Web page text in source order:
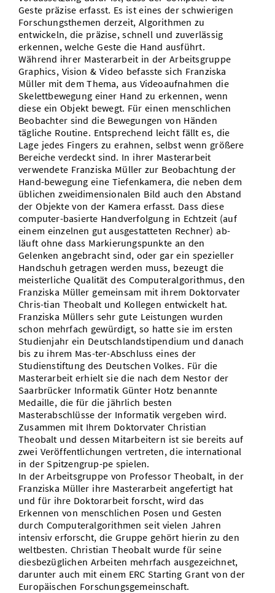
Geste präzise erfasst. Es ist eines der schwierigen
Forschungsthemen derzeit, Algorithmen zu
entwickeln, die präzise, schnell und zuverlässig
erkennen, welche Geste die Hand ausführt.
Während ihrer Masterarbeit in der Arbeitsgruppe
Graphics, Vision & Video befasste sich Franziska
Müller mit dem Thema, aus Videoaufnahmen die
Skelettbewegung einer Hand zu erkennen, wenn
diese ein Objekt bewegt. Für einen menschlichen
Beobachter sind die Bewegungen von Händen
tägliche Routine. Entsprechend leicht fällt es, die
Lage jedes Fingers zu erahnen, selbst wenn größere
Bereiche verdeckt sind. In ihrer Masterarbeit
verwendete Franziska Müller zur Beobachtung der
Hand-bewegung eine Tiefenkamera, die neben dem
üblichen zweidimensionalen Bild auch den Abstand
der Objekte von der Kamera erfasst. Dass diese
computer-basierte Handverfolgung in Echtzeit (auf
einem einzelnen gut ausgestatteten Rechner) ab-
läuft ohne dass Markierungspunkte an den
Gelenken angebracht sind, oder gar ein spezieller
Handschuh getragen werden muss, bezeugt die
meisterliche Qualität des Computeralgorithmus, den
Franziska Müller gemeinsam mit ihrem Doktorvater
Chris-tian Theobalt und Kollegen entwickelt hat.
Franziska Müllers sehr gute Leistungen wurden
schon mehrfach gewürdigt, so hatte sie im ersten
Studienjahr ein Deutschlandstipendium und danach
bis zu ihrem Mas-ter-Abschluss eines der
Studienstiftung des Deutschen Volkes. Für die
Masterarbeit erhielt sie die nach dem Nestor der
Saarbrücker Informatik Günter Hotz benannte
Medaille, die für die jährlich besten
Masterabschlüsse der Informatik vergeben wird.
Zusammen mit Ihrem Doktorvater Christian
Theobalt und dessen Mitarbeitern ist sie bereits auf
zwei Veröffentlichungen vertreten, die international
in der Spitzengrup-pe spielen.
In der Arbeitsgruppe von Professor Theobalt, in der
Franziska Müller ihre Masterarbeit angefertigt hat
und für ihre Doktorarbeit forscht, wird das
Erkennen von menschlichen Posen und Gesten
durch Computeralgorithmen seit vielen Jahren
intensiv erforscht, die Gruppe gehört hierin zu den
weltbesten. Christian Theobalt wurde für seine
diesbezüglichen Arbeiten mehrfach ausgezeichnet,
darunter auch mit einem ERC Starting Grant von der
Europäischen Forschungsgemeinschaft.